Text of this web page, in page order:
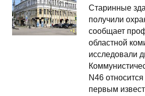
Старинные
получили
сообщает
областной
исследовали
N46
первым